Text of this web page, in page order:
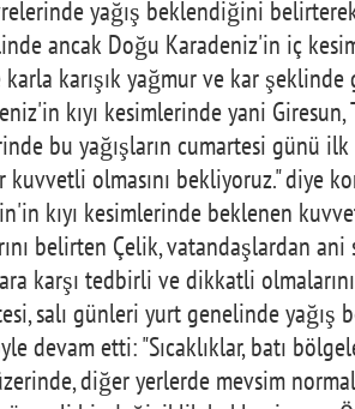
yağış beklendiğini
ancak Doğu Karadeniz'in iç
karışık yağmur ve kar şeklinde
kıyı kesimlerinde yani
bu yağışların cumartesi günü
kuvvetli olmasını bekliyoruz." diye
kıyı kesimlerinde beklenen
belirten Çelik, vatandaşlardan ani
karşı tedbirli ve dikkatli olmalarını
salı günleri yurt genelinde
devam etti: "Sıcaklıklar, batı
diğer yerlerde mevsim